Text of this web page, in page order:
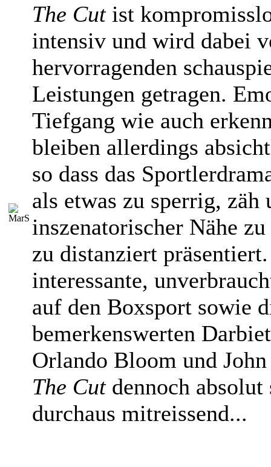
The Cutist
intensiv und wird dabei
hervorragenden
Leistungen getragen.
Tiefgang wie auch
bleiben allerdings
so dass das
als etwas zu sperrig,
inszenatorischer Nähe
zu distanziert
interessante,
auf den Boxsport sowie
bemerkenswerten
Orlando Bloom und
The Cutdennoch absolut
durchaus mitreissend...